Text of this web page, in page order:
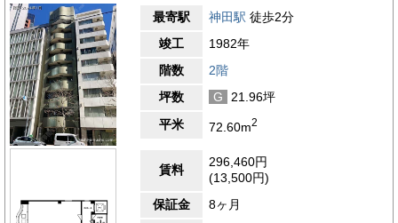
最寄駅 神田駅 徒歩2分
竣工
1982年
階数
2階
坪数
G
21.96坪
平米
72.60m2
賃料
296,460円
(13,500円)
保証金
8ヶ月